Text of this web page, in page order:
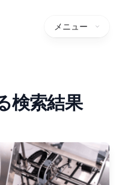
メニュー
検索結果